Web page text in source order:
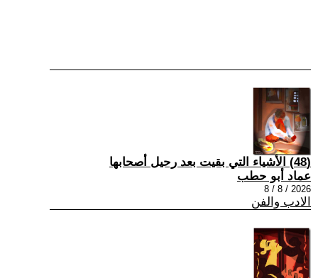
(48) الأشياء التي بقيت بعد رحيل أصحابها
عماد أبو حطب
2026 / 8 / 8
الادب والفن